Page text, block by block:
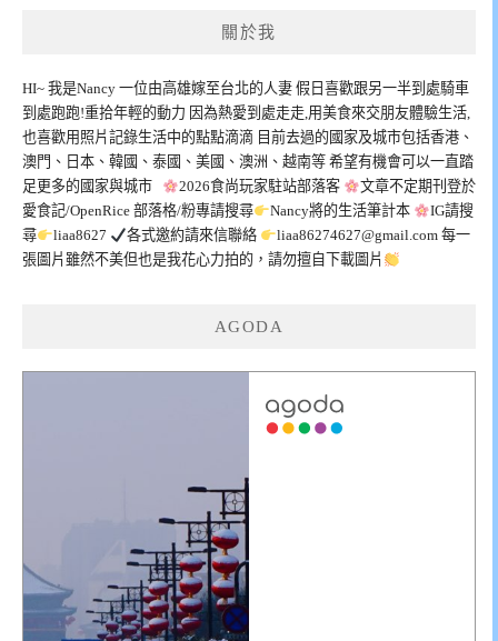
關於我
HI~ 我是Nancy 一位由高雄嫁至台北的人妻 假日喜歡跟另一半到處騎車
到處跑跑!重拾年輕的動力 因為熱愛到處走走,用美食來交朋友體驗生活,
也喜歡用照片記錄生活中的點點滴滴 目前去過的國家及城市包括香港、
澳門、日本、韓國、泰國、美國、澳洲、越南等 希望有機會可以一直踏
足更多的國家與城市
2026食尚玩家駐站部落客
文章不定期刊登於
愛食記/OpenRice 部落格/粉專請搜尋
Nancy將的生活筆計本
IG請搜
尋
liaa8627 各式邀約請來信聯絡 liaa86274627@gmail.com每一
張圖片雖然不美但也是我花心力拍的，請勿擅自下載圖片
AGODA